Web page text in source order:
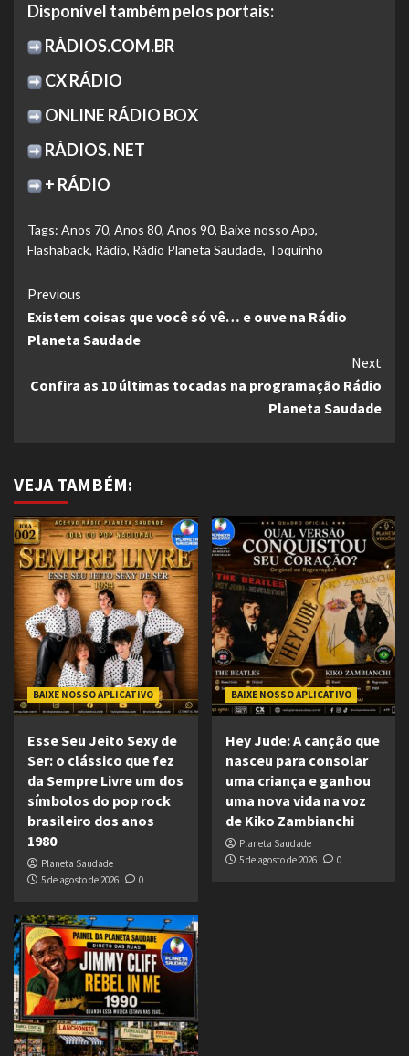
Disponível também pelos portais:
RÁDIOS.COM.BR
CX RÁDIO
ONLINE RÁDIO BOX
RÁDIOS. NET
+ RÁDIO
Tags: Anos 70, Anos 80, Anos 90, Baixe nosso App,
Flashaback, Rádio, Rádio Planeta Saudade, Toquinho
Continue
Reading
Previous
Existem coisas que você só vê… e ouve na Rádio
Planeta Saudade
Next
Confira as 10 últimas tocadas na programação Rádio
Planeta Saudade
VEJA TAMBÉM:
BAIXE NOSSO APLICATIVO
Esse Seu Jeito Sexy de
Ser: o clássico que fez
da Sempre Livre um dos
símbolos do pop rock
brasileiro dos anos
1980
Planeta Saudade
5 de agosto de 2026
0
BAIXE NOSSO APLICATIVO
Hey Jude: A canção que
nasceu para consolar
uma criança e ganhou
uma nova vida na voz
de Kiko Zambianchi
Planeta Saudade
5 de agosto de 2026
0